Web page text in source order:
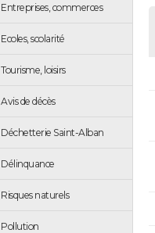
Entreprises, commerces
Ecoles, scolarité
Tourisme, loisirs
Avis de décès
Déchetterie Saint-Alban
Délinquance
Risques naturels
Pollution